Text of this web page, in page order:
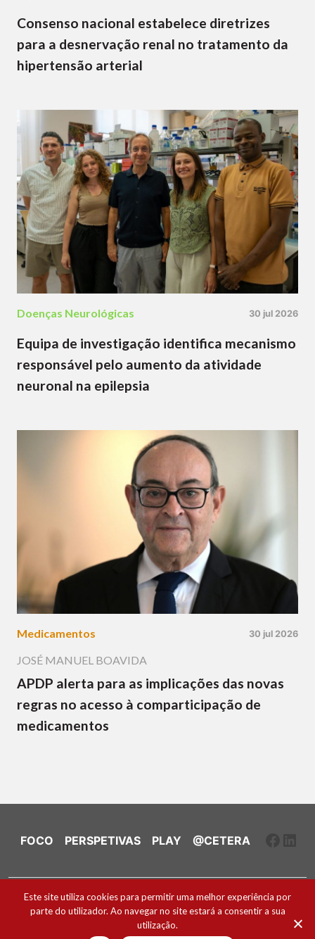
Consenso nacional estabelece diretrizes
para a desnervação renal no tratamento da
hipertensão arterial
Doenças Neurológicas 30 jul 2026
Equipa de investigação identifica mecanismo
responsável pelo aumento da atividade
neuronal na epilepsia
Medicamentos 30 jul 2026
JOSÉ MANUEL BOAVIDA
APDP alerta para as implicações das novas
regras no acesso à comparticipação de
medicamentos
FOCO PERSPETIVAS PLAY @CETERA
Ficha Técnica e Estatuto Editorial
Política de Cookies
2026 ® Todos os direitos reservados
Este site utiliza cookies para permitir uma melhor experiência por
parte do utilizador. Ao navegar no site estará a consentir a sua
utilização.